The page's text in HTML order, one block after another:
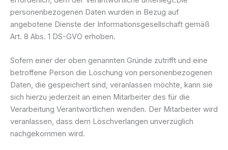
personenbezogenen Daten wurden in Bezug auf
angebotene Dienste der Informationsgesellschaft gemäß
Art. 8 Abs. 1 DS-GVO erhoben.
Sofern einer der oben genannten Gründe zutrifft und eine
betroffene Person die Löschung von personenbezogenen
Daten, die gespeichert sind, veranlassen möchte, kann sie
sich hierzu jederzeit an einen Mitarbeiter des für die
Verarbeitung Verantwortlichen wenden. Der Mitarbeiter wird
veranlassen, dass dem Löschverlangen unverzüglich
nachgekommen wird.